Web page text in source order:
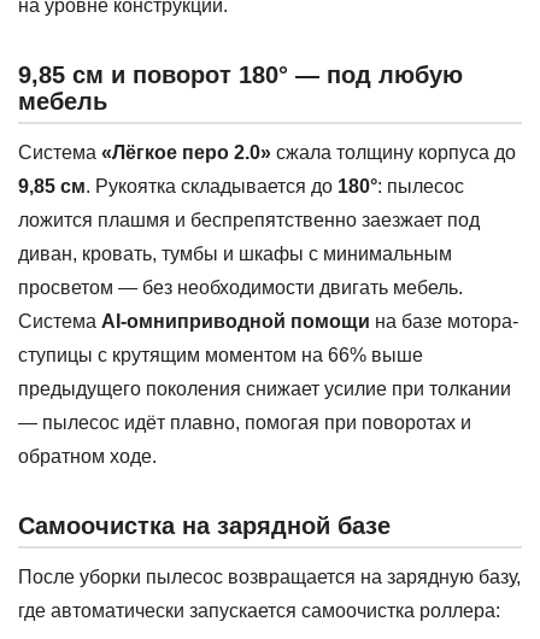
на уровне конструкции.
9,85 см и поворот 180° — под любую
мебель
Система «Лёгкое перо 2.0» сжала толщину корпуса до
9,85 см. Рукоятка складывается до 180°: пылесос
ложится плашмя и беспрепятственно заезжает под
диван, кровать, тумбы и шкафы с минимальным
просветом — без необходимости двигать мебель.
Система AI-омниприводной помощи на базе мотора-
ступицы с крутящим моментом на 66% выше
предыдущего поколения снижает усилие при толкании
— пылесос идёт плавно, помогая при поворотах и
обратном ходе.
Самоочистка на зарядной базе
После уборки пылесос возвращается на зарядную базу,
где автоматически запускается самоочистка роллера: